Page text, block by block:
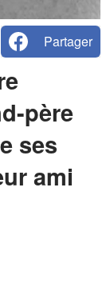
Partager
père
ses
ami